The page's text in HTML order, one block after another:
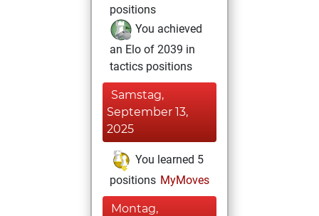
positions
You achieved
an Elo of 2039 in
tactics positions
Samstag,
September 13,
2025
You learned 5
positions MyMoves
Montag,